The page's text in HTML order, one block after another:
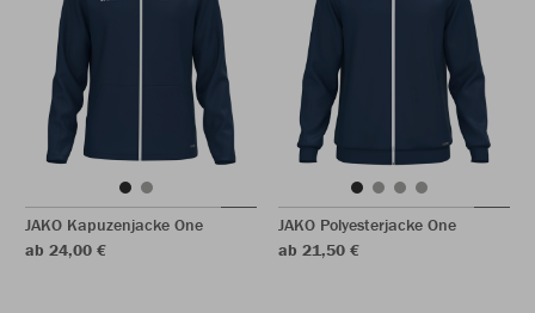
JAKO Kapuzenjacke One
ab 24,00 €
JAKO Polyesterjacke One
ab 21,50 €